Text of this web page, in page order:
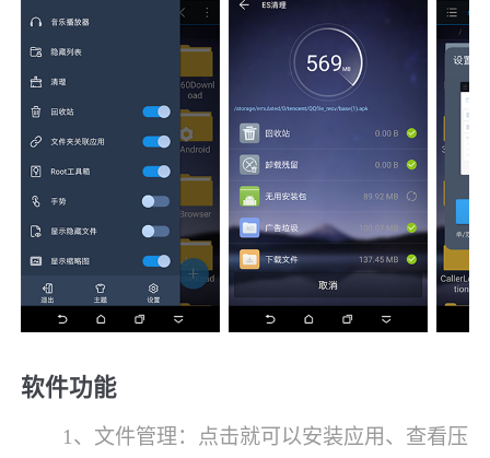
软件功能
1、文件管理：点击就可以安装应用、查看压